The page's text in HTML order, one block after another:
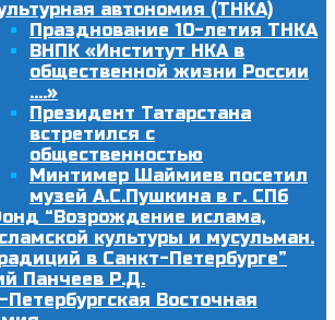
автономия (ТНКА)
Празднование 10-летия ТНКА
ВНПК «Институт НКА в
общественной жизни России
….»
Президент Татарстана
встретился с
общественностью
Минтимер Шаймиев посетил
музей А.С.Пушкина в г. СПб
“Возрождение ислама,
культуры и мусульман.
в Санкт-Петербурге”
Панчеев Р.Д.
Петербургская Восточная